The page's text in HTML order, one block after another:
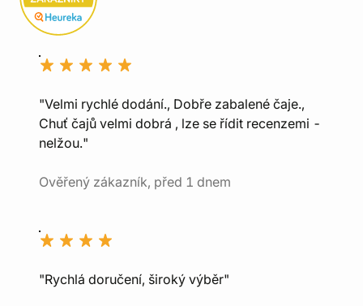
"Velmi rychlé dodání., Dobře zabalené čaje.,
Chuť čajů velmi dobrá , lze se řídit recenzemi -
nelžou."
Ověřený zákazník, před 1 dnem
"Rychlá doručení, široký výběr"